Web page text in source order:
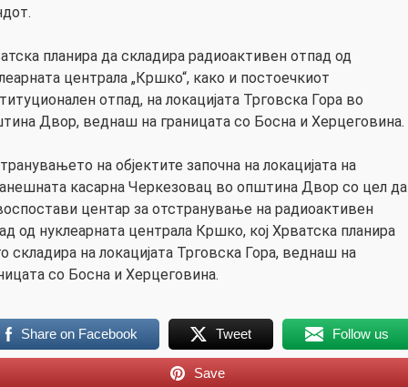
планира да складира радиоактивен отпад од
централа „Кршко“, како и постоечкиот
отпад, на локацијата Трговска Гора во
Двор, веднаш на границата со Босна и Херцеговина.
на објектите започна на локацијата на
касарна Черкезовац во општина Двор со цел да
центар за отстранување на радиоактивен
од нуклеарната централа Кршко, кој Хрватска планира
складира на локацијата Трговска Гора, веднаш на
со Босна и Херцеговина.
Share on Facebook Tweet Follow us
Save